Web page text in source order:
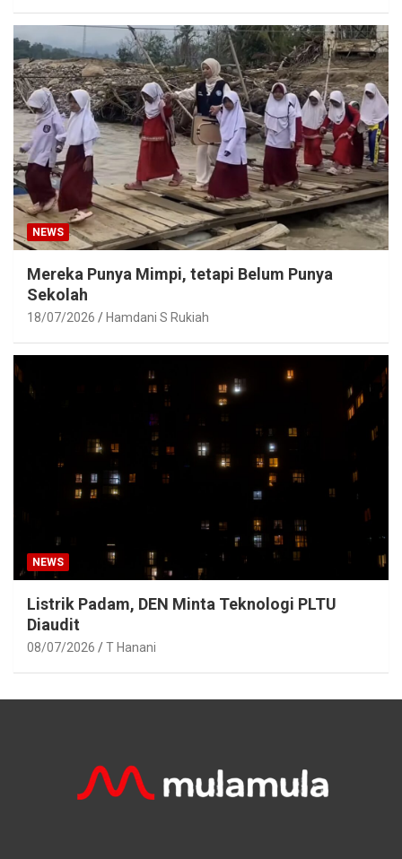
NEWS
Mereka Punya Mimpi, tetapi Belum Punya
Sekolah
18/07/2026 Hamdani S Rukiah
NEWS
Listrik Padam, DEN Minta Teknologi PLTU
Diaudit
08/07/2026 T Hanani